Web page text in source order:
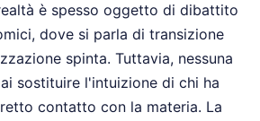
è spesso oggetto di dibattito
dove si parla di transizione
spinta. Tuttavia, nessuna
sostituire l'intuizione di chi ha
contatto con la materia. La